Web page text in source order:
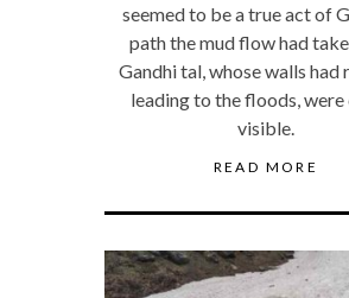
seemed to be a true act of
path the mud flow had
Gandhi tal, whose walls had
leading to the floods, were
visible.
READ MORE